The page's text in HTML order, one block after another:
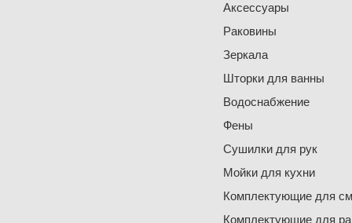
Аксессуары
Раковины
Зеркала
Шторки для ванны
Водоснабжение
Фены
Сушилки для рук
Мойки для кухни
Комплектующие для
Комплектующие для